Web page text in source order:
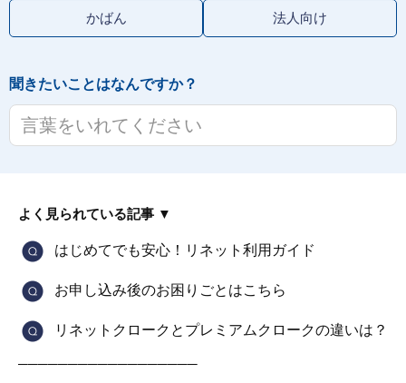
かばん 法人向け
聞きたいことはなんですか？
よく見られている記事 ▼
はじめてでも安心！リネット利用ガイド
お申し込み後のお困りごとはこちら
リネットクロークとプレミアムクロークの違いは？
──────────────────